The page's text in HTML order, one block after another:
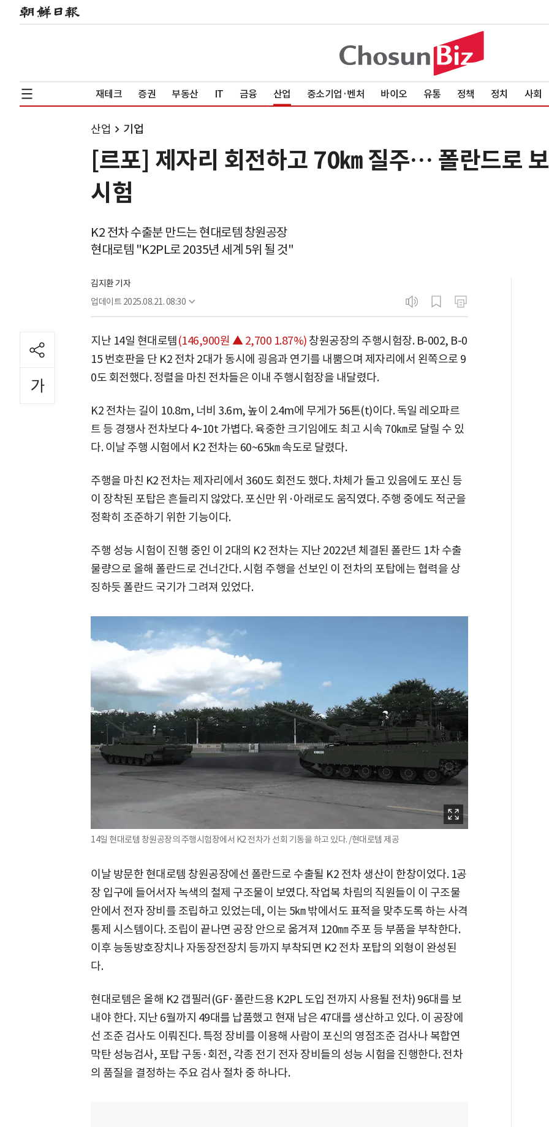
재테크 증권 부동산 IT 금융 산업 중소기업·벤처 바이오 유통 정책 정치 사회
산업 기업
[르포] 제자리 회전하고 70㎞ 질주… 폴란드로
시험
K2 전차 수출분 만드는 현대로템 창원공장
현대로템 "K2PL로 2035년 세계 5위 될 것"
김지환 기자
업데이트 2025.08.21. 08:30
지난 14일 현대로템(146,900원 ▲ 2,700 1.87%) 창원공장의 주행시험장. B-002, B-0
15 번호판을 단 K2 전차 2대가 동시에 굉음과 연기를 내뿜으며 제자리에서 왼쪽으로 9
0도 회전했다. 정렬을 마친 전차들은 이내 주행시험장을 내달렸다.
K2 전차는 길이 10.8m, 너비 3.6m, 높이 2.4m에 무게가 56톤(t)이다. 독일 레오파르
트 등 경쟁사 전차보다 4~10t 가볍다. 육중한 크기임에도 최고 시속 70㎞로 달릴 수 있
다. 이날 주행 시험에서 K2 전차는 60~65㎞ 속도로 달렸다.
주행을 마친 K2 전차는 제자리에서 360도 회전도 했다. 차체가 돌고 있음에도 포신 등
이 장착된 포탑은 흔들리지 않았다. 포신만 위·아래로도 움직였다. 주행 중에도 적군을
정확히 조준하기 위한 기능이다.
주행 성능 시험이 진행 중인 이 2대의 K2 전차는 지난 2022년 체결된 폴란드 1차 수출
물량으로 올해 폴란드로 건너간다. 시험 주행을 선보인 이 전차의 포탑에는 협력을 상
징하듯 폴란드 국기가 그려져 있었다.
14일 현대로템 창원공장의 주행시험장에서 K2 전차가 선회 기동을 하고 있다. /현대로템 제공
이날 방문한 현대로템 창원공장에선 폴란드로 수출될 K2 전차 생산이 한창이었다. 1공
장 입구에 들어서자 녹색의 철제 구조물이 보였다. 작업복 차림의 직원들이 이 구조물
안에서 전자 장비를 조립하고 있었는데, 이는 5㎞ 밖에서도 표적을 맞추도록 하는 사격
통제 시스템이다. 조립이 끝나면 공장 안으로 옮겨져 120㎜ 주포 등 부품을 부착한다.
이후 능동방호장치나 자동장전장치 등까지 부착되면 K2 전차 포탑의 외형이 완성된
다.
현대로템은 올해 K2 갭필러(GF·폴란드용 K2PL 도입 전까지 사용될 전차) 96대를 보
내야 한다. 지난 6월까지 49대를 납품했고 현재 남은 47대를 생산하고 있다. 이 공장에
선 조준 검사도 이뤄진다. 특정 장비를 이용해 사람이 포신의 영점조준 검사나 복합연
막탄 성능검사, 포탑 구동·회전, 각종 전기 전자 장비들의 성능 시험을 진행한다. 전차
의 품질을 결정하는 주요 검사 절차 중 하나다.